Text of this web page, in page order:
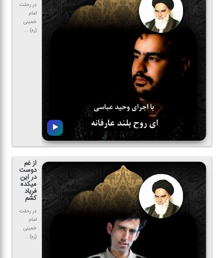
در رحلت
امام
خمینی
(ره) ...
از غم
دوست
در این
میكده
فریاد
كشم
در رحلت
امام
خمینی
(ره) ...